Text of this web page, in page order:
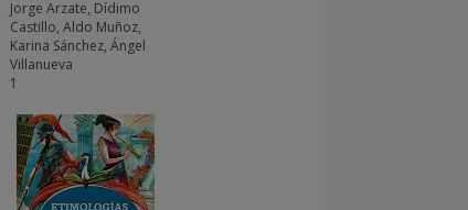
Jorge Arzate, Dídimo
Castillo, Aldo Muñoz,
Karina Sánchez, Ángel
Villanueva
1